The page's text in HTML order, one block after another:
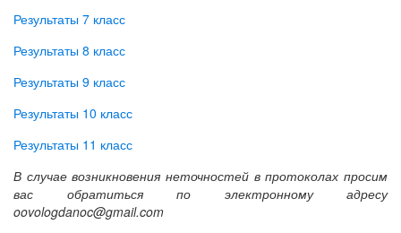
Результаты 7 класс
Результаты 8 класс
Результаты 9 класс
Результаты 10 класс
Результаты 11 класс
В случае возникновения неточностей в протоколах просим
вас обратиться по электронному адресу
oovologdanoc@gmail.com